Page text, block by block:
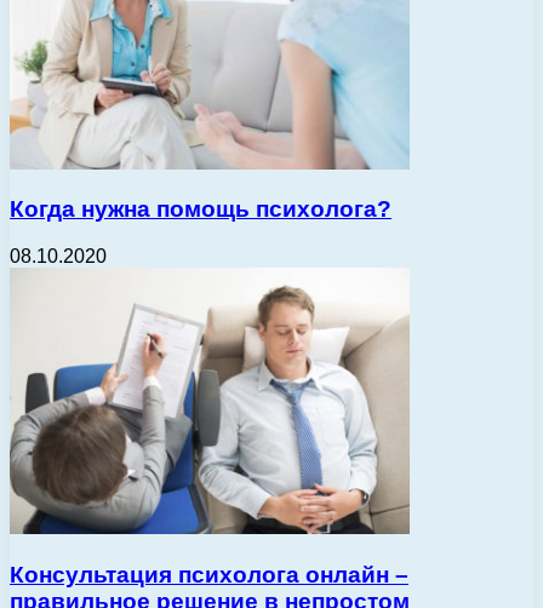
Когда нужна помощь психолога?
08.10.2020
Консультация психолога онлайн –
правильное решение в непростом